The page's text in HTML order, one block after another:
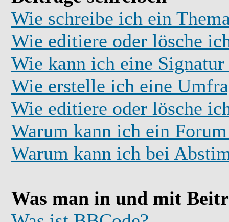
Wie schreibe ich ein
Wie editiere oder lösche
Wie kann ich eine Signatur
Wie erstelle ich eine
Wie editiere oder lösche
Warum kann ich ein
Warum kann ich bei
Was man in und mit